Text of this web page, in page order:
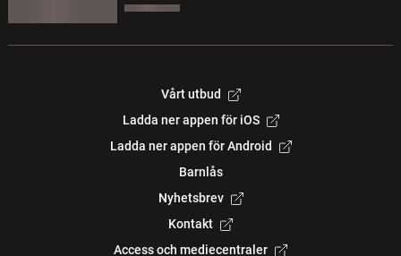
Vårt utbud
Ladda ner appen för iOS
Ladda ner appen för Android
Barnlås
Nyhetsbrev
Kontakt
Access och mediecentraler